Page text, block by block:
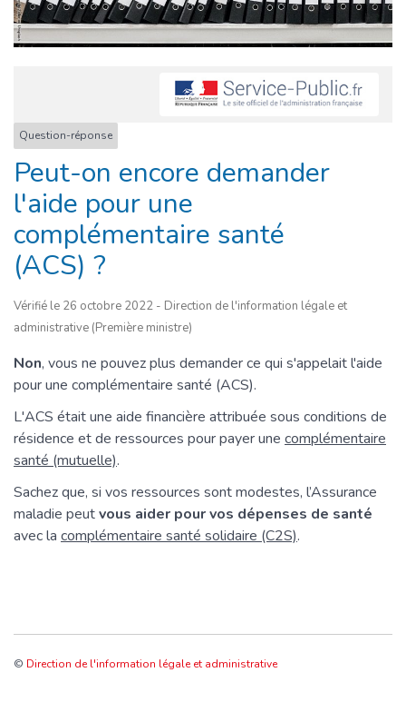
Question-réponse
Peut-on encore demander
l'aide pour une
complémentaire santé
(ACS) ?
Vérifié le 26 octobre 2022 - Direction de l'information légale et
administrative (Première ministre)
Non, vous ne pouvez plus demander ce qui s'appelait l'aide
pour une complémentaire santé (ACS).
L'ACS était une aide financière attribuée sous conditions de
résidence et de ressources pour payer une complémentaire
santé (mutuelle).
Sachez que, si vos ressources sont modestes, l’Assurance
maladie peutvous aider pour vos dépenses de santé
avec la complémentaire santé solidaire (C2S).
© Direction de l'information légale et administrative